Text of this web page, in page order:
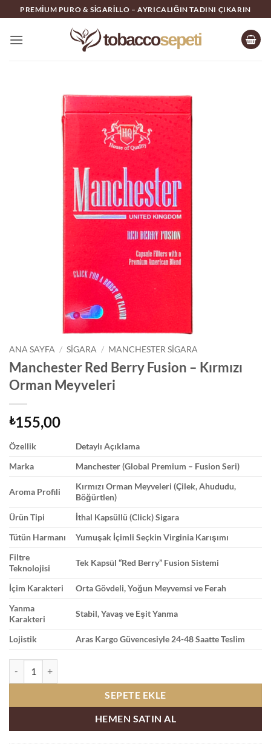
İçeriğe
atla
PREMIUM PURO & SIGARILLO – AYRICALIĞIN TADINI ÇIKARIN
ANA SAYFA / SIGARA / MANCHESTER SIGARA
Manchester Red Berry Fusion – Kırmızı
Orman Meyveleri
₺155,00
Özellik
Detaylı Açıklama
Marka
Manchester (Global Premium – Fusion Seri)
Aroma Profili
Kırmızı Orman Meyveleri (Çilek, Ahududu,
Böğürtlen)
Ürün Tipi
İthal Kapsüllü (Click) Sigara
Tütün Harmanı
Yumuşak İçimli Seçkin Virginia Karışımı
Filtre
Teknolojisi
Tek Kapsül “Red Berry” Fusion Sistemi
İçim Karakteri
Orta Gövdeli, Yoğun Meyvemsi ve Ferah
Yanma
Karakteri
Stabil, Yavaş ve Eşit Yanma
Lojistik Aras Kargo Güvencesiyle 24-48 Saatte Teslim
SEPETE EKLE
HEMEN SATIN AL